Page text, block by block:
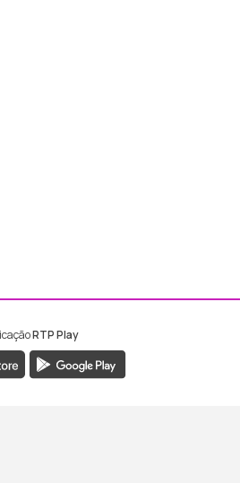
Madeira
RTP Play